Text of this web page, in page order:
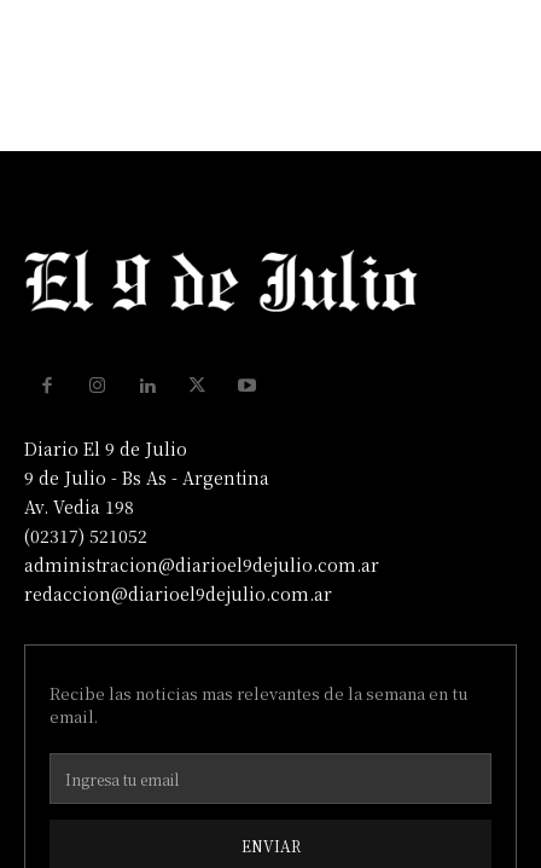
Diario El 9 de Julio
9 de Julio - Bs As - Argentina
Av. Vedia 198
(02317) 521052
administracion@diarioel9dejulio.com.ar
redaccion@diarioel9dejulio.com.ar
Recibe las noticias mas relevantes de la semana en tu
email.
ENVIAR